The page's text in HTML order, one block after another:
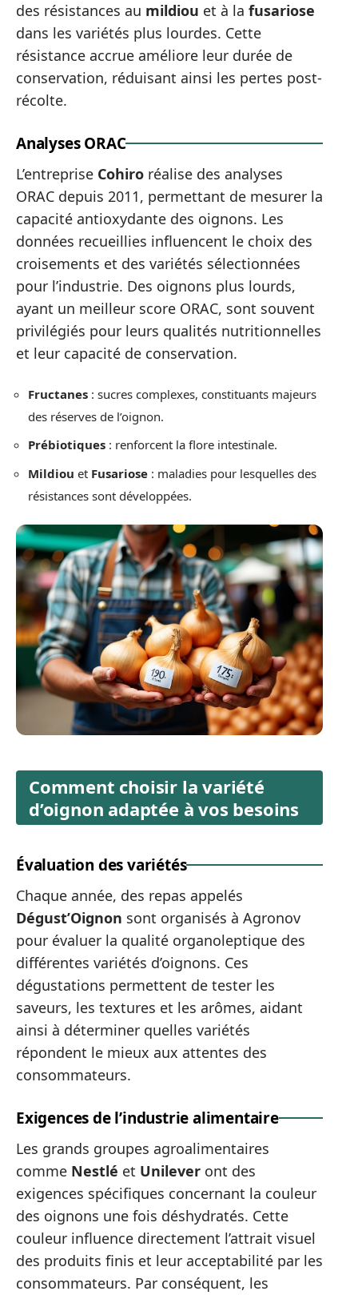
des résistances au mildiou et à la fusariose
dans les variétés plus lourdes. Cette
résistance accrue améliore leur durée de
conservation, réduisant ainsi les pertes post-
récolte.
Analyses ORAC
L’entreprise Cohiro réalise des analyses
ORAC depuis 2011, permettant de mesurer la
capacité antioxydante des oignons. Les
données recueillies influencent le choix des
croisements et des variétés sélectionnées
pour l’industrie. Des oignons plus lourds,
ayant un meilleur score ORAC, sont souvent
privilégiés pour leurs qualités nutritionnelles
et leur capacité de conservation.
Fructanes : sucres complexes, constituants majeurs
des réserves de l’oignon.
Prébiotiques : renforcent la flore intestinale.
Mildiou et Fusariose : maladies pour lesquelles des
résistances sont développées.
Comment choisir la variété
d’oignon adaptée à vos besoins
Évaluation des variétés
Chaque année, des repas appelés
Dégust’Oignon sont organisés à Agronov
pour évaluer la qualité organoleptique des
différentes variétés d’oignons. Ces
dégustations permettent de tester les
saveurs, les textures et les arômes, aidant
ainsi à déterminer quelles variétés
répondent le mieux aux attentes des
consommateurs.
Exigences de l’industrie alimentaire
Les grands groupes agroalimentaires
comme Nestlé et Unilever ont des
exigences spécifiques concernant la couleur
des oignons une fois déshydratés. Cette
couleur influence directement l’attrait visuel
des produits finis et leur acceptabilité par les
consommateurs. Par conséquent, les